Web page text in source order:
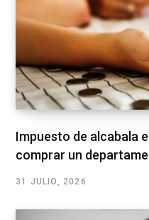
Impuesto de alcabala
comprar un
31 JULIO, 2026